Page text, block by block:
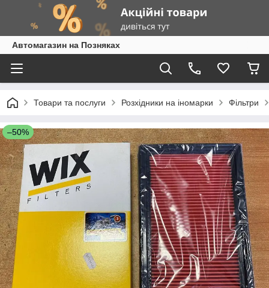
Автомагазин на Позняках
Товари та послуги Розхідники на іномарки Фільтри
–50%